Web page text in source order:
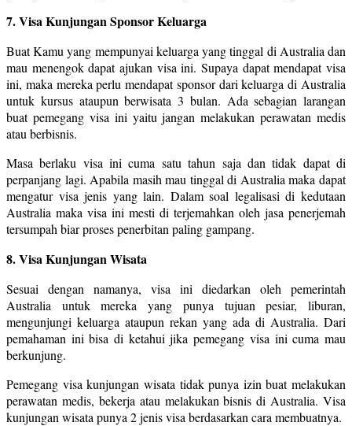
7. Visa Kunjungan Sponsor Keluarga
Buat Kamu yang mempunyai keluarga yang tinggal di Australia dan
mau menengok dapat ajukan visa ini. Supaya dapat mendapat visa
ini, maka mereka perlu mendapat sponsor dari keluarga di Australia
untuk kursus ataupun berwisata 3 bulan. Ada sebagian larangan
buat pemegang visa ini yaitu jangan melakukan perawatan medis
atau berbisnis.
Masa berlaku visa ini cuma satu tahun saja dan tidak dapat di
perpanjang lagi. Apabila masih mau tinggal di Australia maka dapat
mengatur visa jenis yang lain. Dalam soal legalisasi di kedutaan
Australia maka visa ini mesti di terjemahkan oleh jasa penerjemah
tersumpah biar proses penerbitan paling gampang.
8. Visa Kunjungan Wisata
Sesuai dengan namanya, visa ini diedarkan oleh pemerintah
Australia untuk mereka yang punya tujuan pesiar, liburan,
mengunjungi keluarga ataupun rekan yang ada di Australia. Dari
pemahaman ini bisa di ketahui jika pemegang visa ini cuma mau
berkunjung.
Pemegang visa kunjungan wisata tidak punya izin buat melakukan
perawatan medis, bekerja atau melakukan bisnis di Australia. Visa
kunjungan wisata punya 2 jenis visa berdasarkan cara membuatnya.